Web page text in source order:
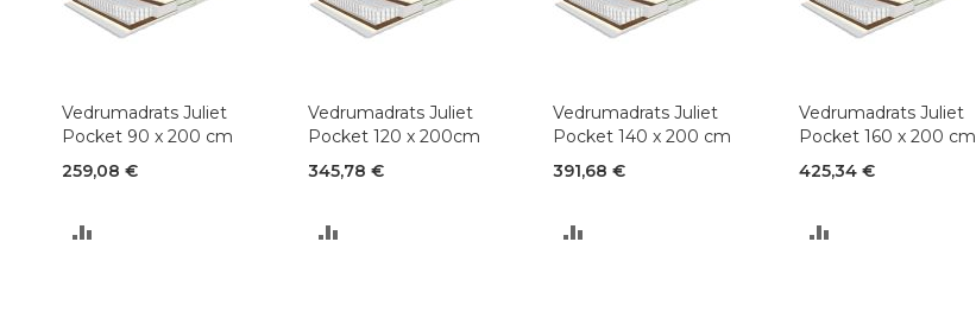
Vedrumadrats Juliet
Pocket 90 x 200 cm
259,08 €
Vedrumadrats Juliet
Pocket 120 x 200cm
345,78 €
Vedrumadrats Juliet
Pocket 140 x 200 cm
391,68 €
Vedrumadrats Juliet
Pocket 160 x 200 cm
425,34 €